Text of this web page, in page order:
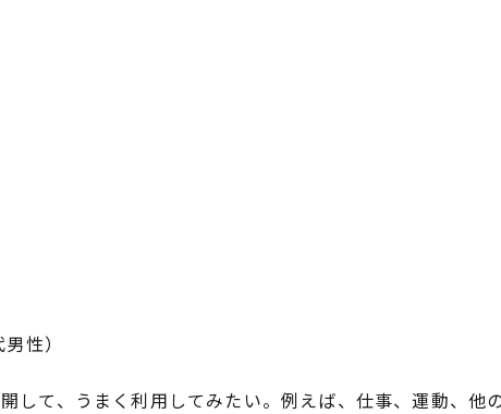
性）
して、うまく利用してみたい。例えば、仕事、運動、他